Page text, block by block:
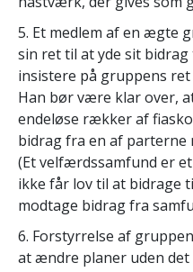
5. Et medlem af en ægte
sin ret til at yde sit
insistere på gruppens
Han bør være klar over,
endeløse rækker af
bidrag fra en af
(Et velfærdssamfund er
ikke får lov til at bidrage
modtage bidrag fra
6. Forstyrrelse af
at ændre planer uden